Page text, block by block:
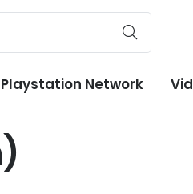
Playstation Network